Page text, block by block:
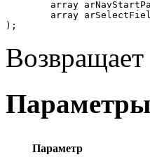
);
Параметры
Параметр